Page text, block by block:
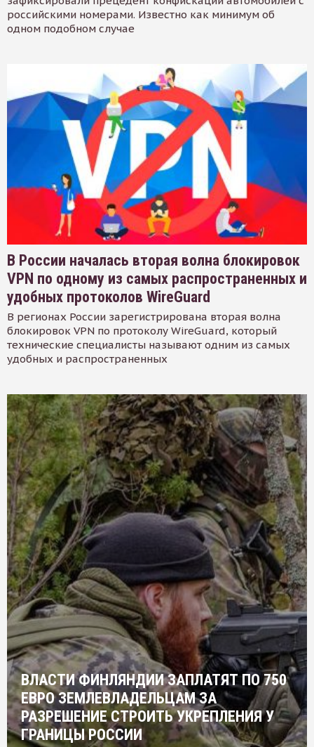
российскими номерами. Известно как минимум об
одном подобном случае
В России началась вторая волна блокировок
VPN по одному из самых распространенных и
удобных протоколов WireGuard
В регионах России зарегистрирована вторая волна
блокировок VPN по протоколу WireGuard, который
технические специалисты называют одним из самых
удобных и распространенных
ВЛАСТИ ФИНЛЯНДИИ ЗАПЛАТЯТ ПО 750
ЕВРО ЗЕМЛЕВЛАДЕЛЬЦАМ ЗА
РАЗРЕШЕНИЕ СТРОИТЬ УКРЕПЛЕНИЯ У
ГРАНИЦЫ РОССИИ